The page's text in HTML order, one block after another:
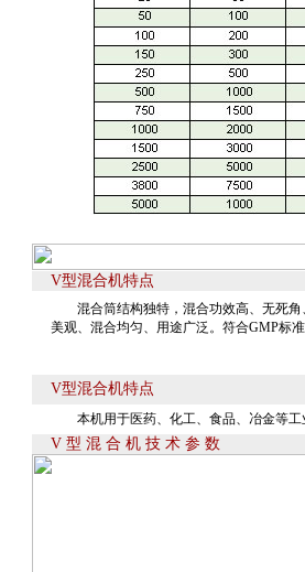
V型混合机特点
混合筒结构独特，混合功效高、无死角
美观、混合均匀、用途广泛。符合GMP标
V型混合机特点
本机用于医药、化工、食品、冶金等工
V 型 混 合 机 技 术 参 数